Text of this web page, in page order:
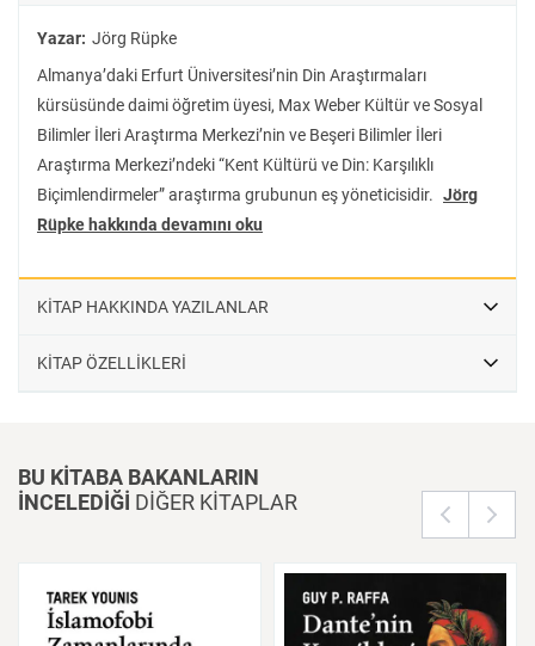
veren oldukça sürükleyici bir dil ve anlatıyla sunuyor.
Yazar: Jörg Rüpke
Almanya’daki Erfurt Üniversitesi’nin Din Araştırmaları
kürsüsünde daimi öğretim üyesi, Max Weber Kültür ve Sosyal
Bilimler İleri Araştırma Merkezi’nin ve Beşeri Bilimler İleri
Araştırma Merkezi’ndeki “Kent Kültürü ve Din: Karşılıklı
Biçimlendirmeler” araştırma grubunun eş yöneticisidir. Jörg
Rüpke hakkında devamını oku
KİTAP HAKKINDA YAZILANLAR
KİTAP ÖZELLİKLERİ
BU KİTABA BAKANLARIN
İNCELEDİĞİ DİĞER KİTAPLAR